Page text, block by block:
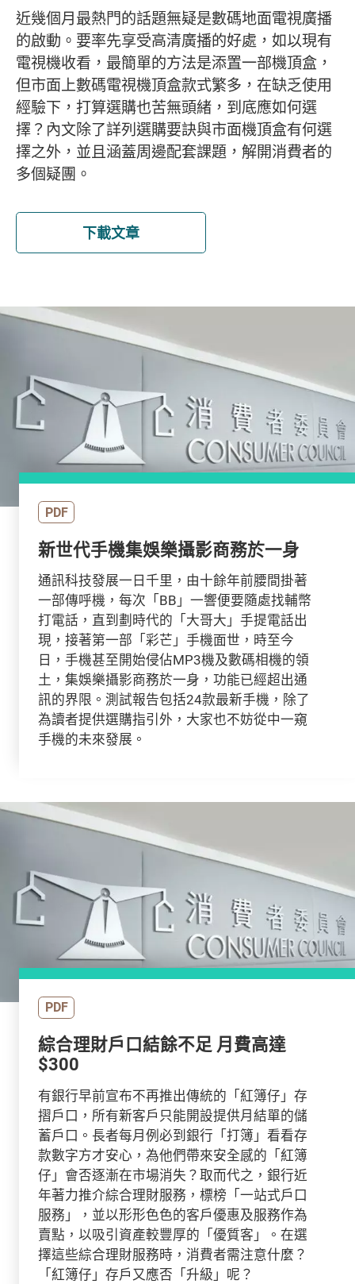
近幾個月最熱門的話題無疑是數碼地面電視廣播
的啟動。要率先享受高清廣播的好處，如以現有
電視機收看，最簡單的方法是添置一部機頂盒，
但市面上數碼電視機頂盒款式繁多，在缺乏使用
經驗下，打算選購也苦無頭緒，到底應如何選
擇？內文除了詳列選購要訣與市面機頂盒有何選
擇之外，並且涵蓋周邊配套課題，解開消費者的
多個疑團。
下載文章
PDF
新世代手機集娛樂攝影商務於一身
通訊科技發展一日千里，由十餘年前腰間掛著
一部傳呼機，每次「BB」一響便要隨處找輔幣
打電話，直到劃時代的「大哥大」手提電話出
現，接著第一部「彩芒」手機面世，時至今
日，手機甚至開始侵佔MP3機及數碼相機的領
土，集娛樂攝影商務於一身，功能已經超出通
訊的界限。測試報告包括24款最新手機，除了
為讀者提供選購指引外，大家也不妨從中一窺
手機的未來發展。
PDF
綜合理財戶口結餘不足 月費高達
$300
有銀行早前宣布不再推出傳統的「紅簿仔」存
摺戶口，所有新客戶只能開設提供月結單的儲
蓄戶口。長者每月例必到銀行「打簿」看看存
款數字方才安心，為他們帶來安全感的「紅簿
仔」會否逐漸在市場消失？取而代之，銀行近
年著力推介綜合理財服務，標榜「一站式戶口
服務」，並以形形色色的客戶優惠及服務作為
賣點，以吸引資產較豐厚的「優質客」。在選
擇這些綜合理財服務時，消費者需注意什麼？
「紅簿仔」存戶又應否「升級」呢？